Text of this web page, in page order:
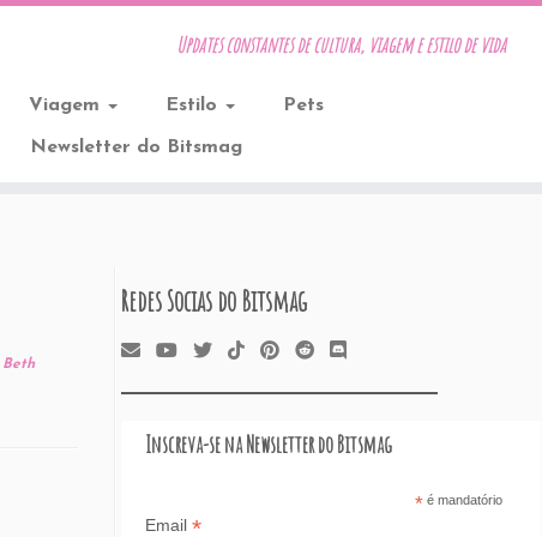
Updates constantes de cultura, viagem e estilo de vida
Viagem Estilo Pets
Newsletter do Bitsmag
Beth
Redes Socias do Bitsmag
Inscreva-se na Newsletter do Bitsmag
*é mandatório
Email *